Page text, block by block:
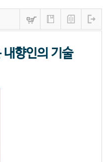
내향인의 기술